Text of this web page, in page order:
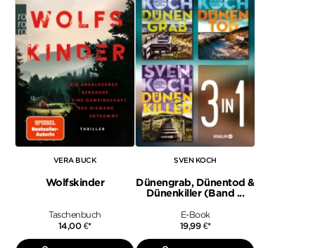
VERA BUCK
Wolfskinder
Taschenbuch
14,00 €*
SVEN KOCH
Dünengrab, Dünentod &
Dünenkiller (Band ...
E-Book
19,99 €*